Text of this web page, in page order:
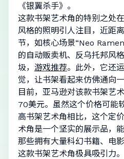
《银翼杀手》。
这款书架艺术角的特别之处
风格的照明引人注目，近距
节，如核心场景“Neo
的自动贩卖机、反乌托邦风
圾， 游戏推荐。此外，它还
觉，让书架看起来仿佛通向
目前，亚马逊对该款书架艺
70美元。虽然这个价格可能
高书架艺术角相比，这个定
术角是一个坚实的展示品，
那些拥有大量科幻书籍、电
这款书架艺术角极具吸引力。